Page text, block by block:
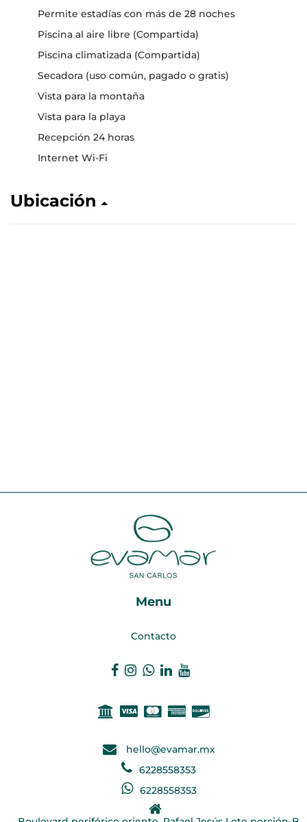
Permite estadías con más de 28 noches
Piscina al aire libre (Compartida)
Piscina climatizada (Compartida)
Secadora (uso común, pagado o gratis)
Vista para la montaña
Vista para la playa
Recepción 24 horas
Internet Wi-Fi
Ubicación
Menu
Contacto
hello@evamar.mx
6228558353
6228558353